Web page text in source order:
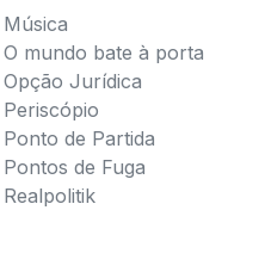
Música
O mundo bate à porta
Opção Jurídica
Periscópio
Ponto de Partida
Pontos de Fuga
Realpolitik